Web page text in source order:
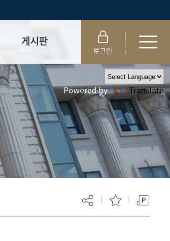
게시판
공지사항
자료실
FAQ
취업·모집 관련 공지
특강·프로그램 관련 공지
대학원생권리장전
대학원 총학생회
외국인 유학생 비자(VISA)
로그인
Powered by Translate